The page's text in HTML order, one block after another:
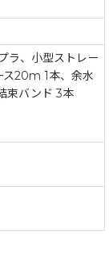
ラ、小型ストレー
ス20m 1本、余水
束バンド 3本